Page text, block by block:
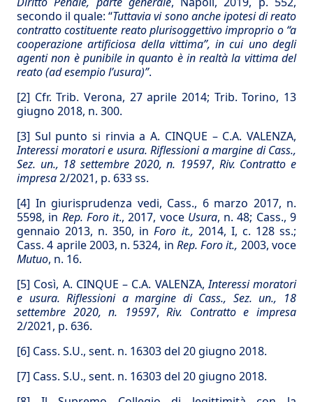
secondo il quale: “Tuttavia vi sono anche ipotesidireato
contratto costituente reato plurisoggettivo improprio o “a
cooperazione artificiosa della vittima”, in cui uno degli
agenti non è punibile in quanto è in realtà la vittima del
reato (ad esempio l’usura)”.
[2] Cfr. Trib. Verona, 27 aprile 2014; Trib. Torino, 13
giugno 2018, n. 300.
[3] Sul punto si rinvia a A. CINQUE – C.A. VALENZA,
Interessi moratori e usura. Riflessioni a margine di Cass.,
Sez. un., 18 settembre 2020, n. 19597, Riv. Contratto e
impresa2/2021, p. 633 ss.
[4] In giurisprudenza vedi, Cass., 6 marzo 2017, n.
5598, in Rep. Foro it., 2017, voce Usura, n. 48; Cass., 9
gennaio 2013, n. 350, inForo it., 2014, I, c. 128 ss.;
Cass. 4 aprile 2003, n. 5324, in Rep. Foro it., 2003, voce
Mutuo, n. 16.
[5] Così, A. CINQUE – C.A. VALENZA,Interessi moratori
e usura. Riflessioni a margine di Cass., Sez. un., 18
settembre 2020, n. 19597,Riv. Contratto e impresa
2/2021, p. 636.
[6] Cass. S.U., sent. n. 16303 del 20 giugno 2018.
[7] Cass. S.U., sent. n. 16303 del 20 giugno 2018.